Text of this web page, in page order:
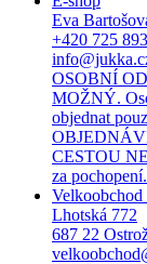
Eva
+420 725
OSOBNÍ
MOŽNÝ.
objednat
CESTOU
za pochopení.
Velkoobchod
Lhotská 772
687 22